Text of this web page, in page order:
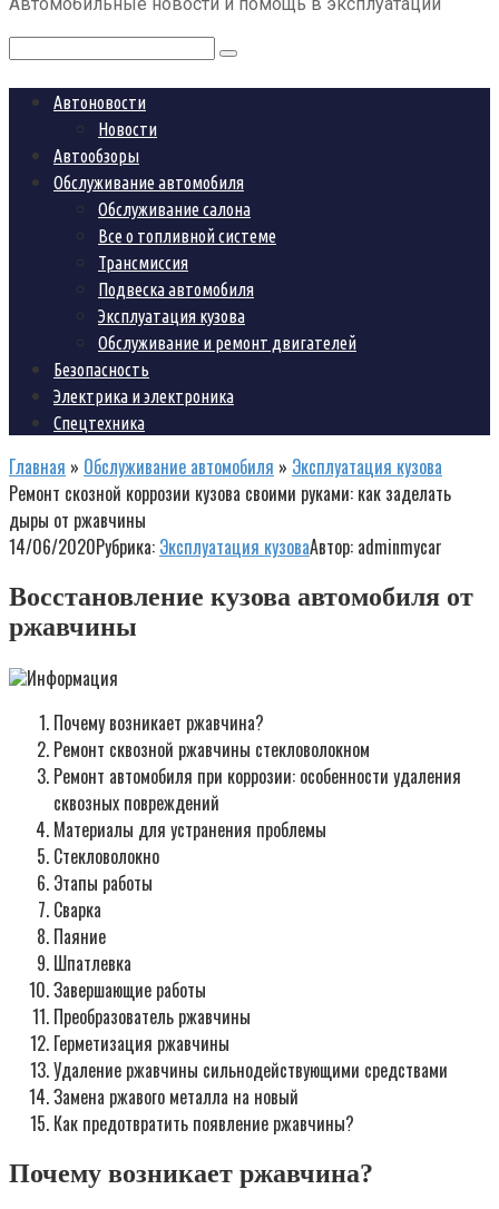
Поиск:
Автоновости
Новости
Автообзоры
Обслуживание автомобиля
Обслуживание салона
Все о топливной системе
Трансмиссия
Подвеска автомобиля
Эксплуатация кузова
Обслуживание и ремонт двигателей
Безопасность
Электрика и электроника
Спецтехника
Главная » Обслуживание автомобиля » Эксплуатация кузова
Ремонт скозной коррозии кузова своими руками: как заделать
дыры от ржавчины
14/06/2020Рубрика: Эксплуатация кузоваАвтор: adminmycar
Восстановление кузова автомобиля от
ржавчины
Информация
Почему возникает ржавчина?
Ремонт сквозной ржавчины стекловолокном
Ремонт автомобиля при коррозии: особенности удаления
сквозных повреждений
Материалы для устранения проблемы
Стекловолокно
Этапы работы
Сварка
Паяние
Шпатлевка
Завершающие работы
Преобразователь ржавчины
Герметизация ржавчины
Удаление ржавчины сильнодействующими средствами
Замена ржавого металла на новый
Как предотвратить появление ржавчины?
Почему возникает ржавчина?